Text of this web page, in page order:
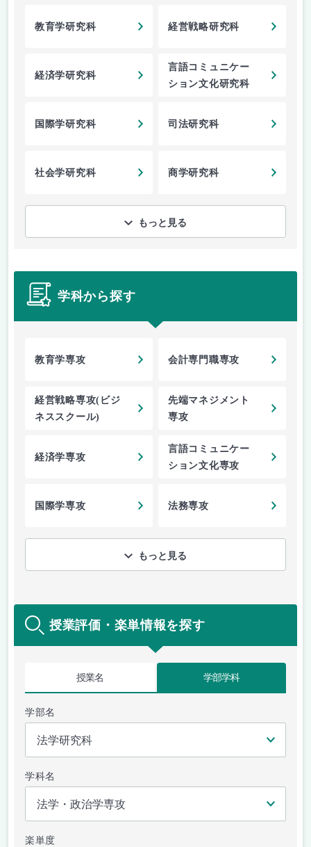
教育学研究科 経営戦略研究科
経済学研究科
言語コミュニケー
ション文化研究科
国際学研究科 司法研究科
社会学研究科 商学研究科
もっと見る
学科から探す
教育学専攻 会計専門職専攻
経営戦略専攻(ビジ
ネススクール)
先端マネジメント
専攻
経済学専攻
言語コミュニケー
ション文化専攻
国際学専攻 法務専攻
もっと見る
授業評価・楽単情報を探す
授業名 学部学科
学部名
学科名
楽単度